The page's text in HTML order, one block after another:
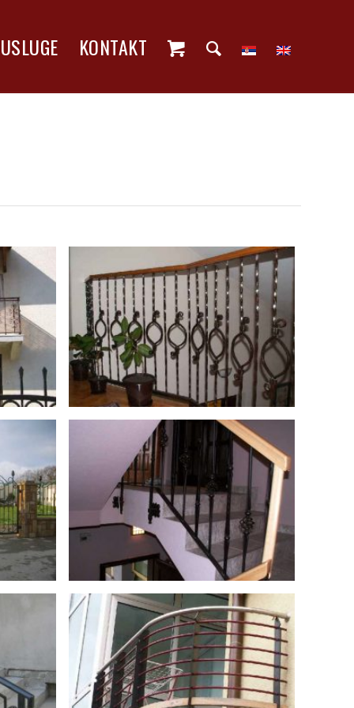
USLUGE KONTAKT